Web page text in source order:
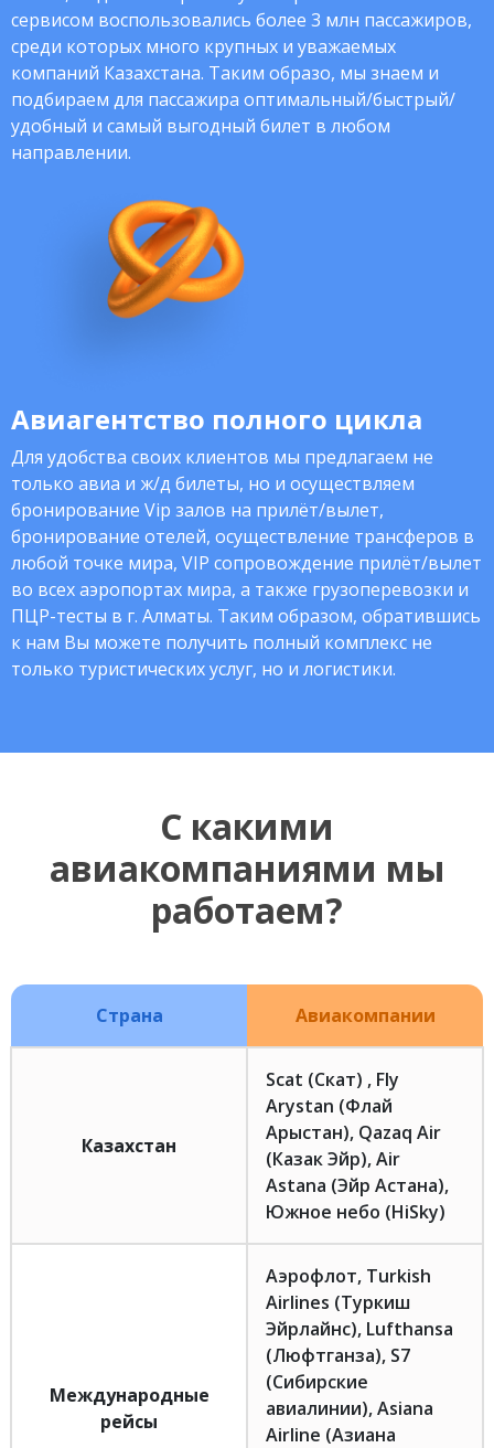
сервисом воспользовались более 3 млн пассажиров,
среди которых много крупных и уважаемых
компаний Казахстана. Таким образо, мы знаем и
подбираем для пассажира оптимальный/быстрый/
удобный и самый выгодный билет в любом
направлении.
Авиагентство полного цикла
Для удобства своих клиентов мы предлагаем не
только авиа и ж/д билеты, но и осуществляем
бронирование Vip залов на прилёт/вылет,
бронирование отелей, осуществление трансферов в
любой точке мира, VIP сопровождение прилёт/вылет
во всех аэропортах мира, а также грузоперевозки и
ПЦР-тесты в г. Алматы. Таким образом, обратившись
к нам Вы можете получить полный комплекс не
только туристических услуг, но и логистики.
С какими
авиакомпаниями мы
работаем?
Страна Авиакомпании
Казахстан
Scat (Скат) , Fly
Arystan (Флай
Арыстан), Qazaq Air
(Казак Эйр), Air
Astana (Эйр Астана),
Южное небо (HiSky)
Международные
рейсы
Аэрофлот, Turkish
Airlines (Туркиш
Эйрлайнс), Lufthansa
(Люфтганза), S7
(Сибирские
авиалинии), Asiana
Airline (Азиана